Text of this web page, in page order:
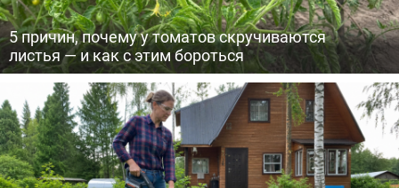
5 причин, почему у томатов скручиваются
листья — и как с этим бороться